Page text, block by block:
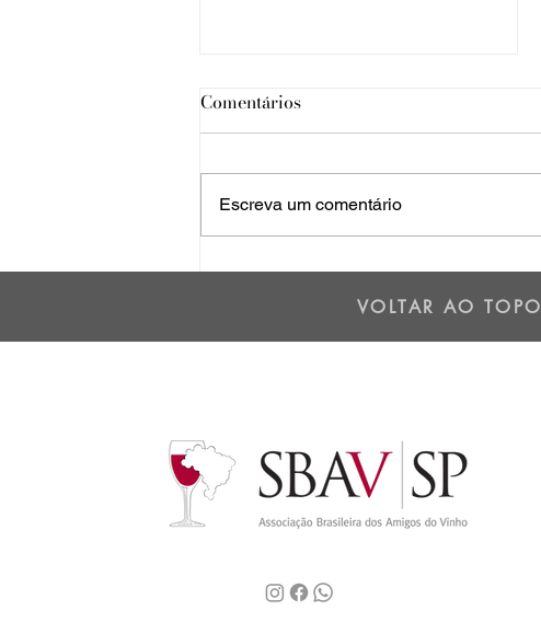
O VINHO DO MÊS:
SELVAROSSA RISERVA
Comentários
Escreva um comentário
VOLTAR AO TOPO